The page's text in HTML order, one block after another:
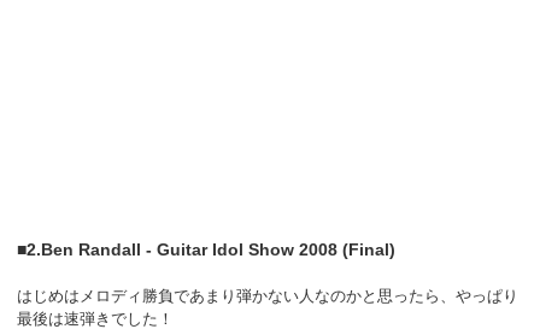
■2.Ben Randall - Guitar Idol Show 2008 (Final)
はじめはメロディ勝負であまり弾かない人なのかと思ったら、やっぱり
最後は速弾きでした！